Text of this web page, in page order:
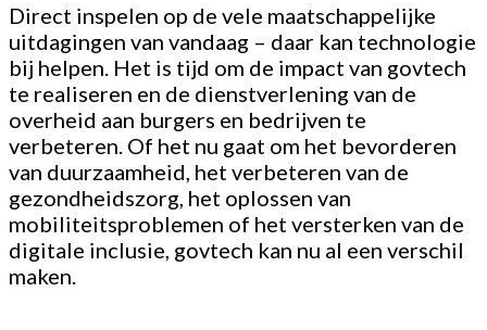
Direct inspelen op de vele maatschappelijke
uitdagingen van vandaag – daar kan technologie
bij helpen. Het is tijd om de impact van govtech
te realiseren en de dienstverlening van de
overheid aan burgers en bedrijven te
verbeteren. Of het nu gaat om het bevorderen
van duurzaamheid, het verbeteren van de
gezondheidszorg, het oplossen van
mobiliteitsproblemen of het versterken van de
digitale inclusie, govtech kan nu al een verschil
maken.